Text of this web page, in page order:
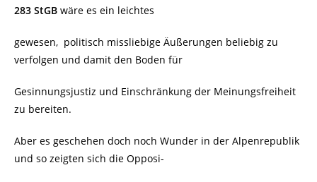
283 StGB wäre es ein leichtes
gewesen, politisch missliebige Äußerungen beliebig zu
verfolgen und damit den Boden für
Gesinnungsjustiz und Einschränkung der Meinungsfreiheit
zu bereiten.
Aber es geschehen doch noch Wunder in der Alpenrepublik
und so zeigten sich die Opposi-